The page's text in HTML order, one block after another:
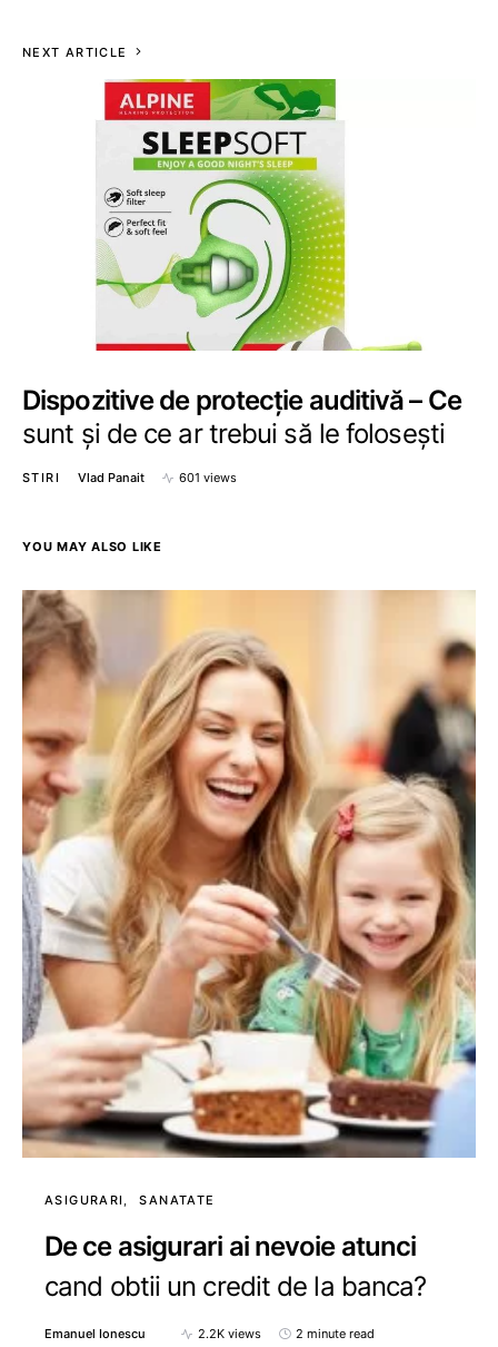
NEXT ARTICLE
Dispozitive de protecție auditivă – Ce
sunt și de ce ar trebui să le folosești
STIRI Vlad Panait 601 views
YOU MAY ALSO LIKE
ASIGURARI SANATATE
De ce asigurari ai nevoie atunci
cand obtii un credit de la banca?
Emanuel Ionescu 2.2K views 2 minute read